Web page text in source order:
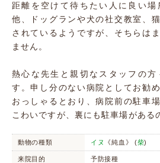
距離を空けて待ちたい人に良い
他、ドッグランや犬の社交教室、
されているようですが、そちらは
ません。
熱心な先生と親切なスタッフの方
す。申し分のない病院としてお勧
おっしゃるとおり、病院前の駐車
こわいですが、裏にも駐車場がある
動物の種類 イヌ 《純血》 (柴)
来院目的 予防接種